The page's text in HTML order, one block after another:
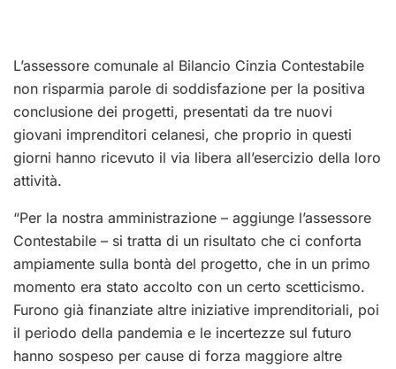
L’assessore comunale al Bilancio Cinzia Contestabile
non risparmia parole di soddisfazione per la positiva
conclusione dei progetti, presentati da tre nuovi
giovani imprenditori celanesi, che proprio in questi
giorni hanno ricevuto il via libera all’esercizio della loro
attività.
“Per la nostra amministrazione – aggiunge l’assessore
Contestabile – si tratta di un risultato che ci conforta
ampiamente sulla bontà del progetto, che in un primo
momento era stato accolto con un certo scetticismo.
Furono già finanziate altre iniziative imprenditoriali, poi
il periodo della pandemia e le incertezze sul futuro
hanno sospeso per cause di forza maggiore altre